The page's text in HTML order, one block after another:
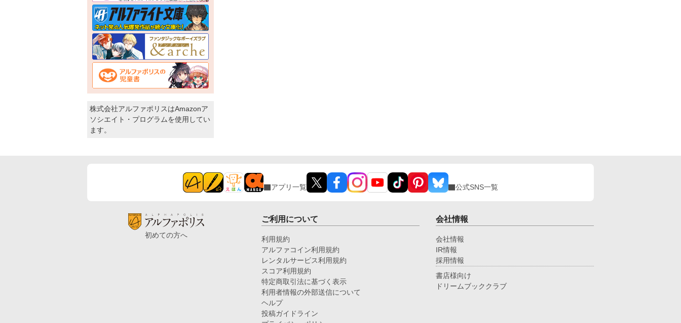
株式会社アルファポリスはAmazonア
ソシエイト・プログラムを使用してい
ます。
アプリ一覧 公式SNS一覧
初めての方へ
ご利用について
利用規約
アルファコイン利用規約
レンタルサービス利用規約
スコア利用規約
特定商取引法に基づく表示
利用者情報の外部送信について
ヘルプ
投稿ガイドライン
会社情報
会社情報
IR情報
採用情報
書店様向け
ドリームブッククラブ